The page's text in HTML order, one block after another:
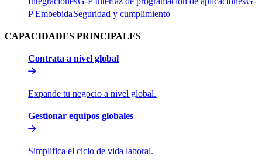
P Embebida​​Seguridad y cumplimiento​​
CAPACIDADES PRINCIPALES​​
Contrata a nivel global​​
Expande tu negocio a nivel global.​​
Gestionar equipos globales​​
Simplifica el ciclo de vida laboral.​​